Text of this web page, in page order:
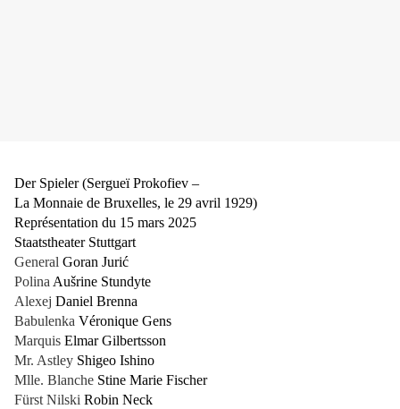
Der Spieler (Sergueï Prokofiev –
La Monnaie de Bruxelles, le 29 avril 1929)
Représentation du 15 mars 2025
Staatstheater Stuttgart
General Goran Jurić
Polina Aušrine Stundyte
Alexej Daniel Brenna
Babulenka Véronique Gens
Marquis Elmar Gilbertsson
Mr. Astley Shigeo Ishino
Mlle. Blanche Stine Marie Fischer
Fürst Nilski Robin Neck